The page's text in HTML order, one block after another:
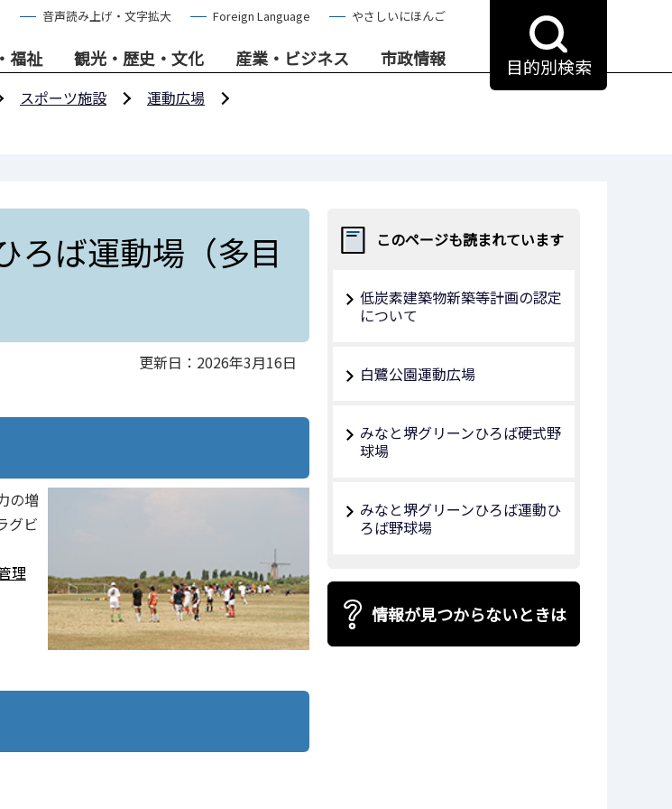
音声読み上げ・文字拡大 Foreign Language やさしいにほんご
福祉 観光・歴史・文化 産業・ビジネス 市政情報 目的別検索
スポーツ施設
運動広場
ろば運動場（多目
更新日：2026年3月16日
の増
グビ
理
このページも読まれています
低炭素建築物新築等計画の認定
について
白鷺公園運動広場
みなと堺グリーンひろば硬式野
球場
みなと堺グリーンひろば運動ひ
ろば野球場
情報が見つからないときは